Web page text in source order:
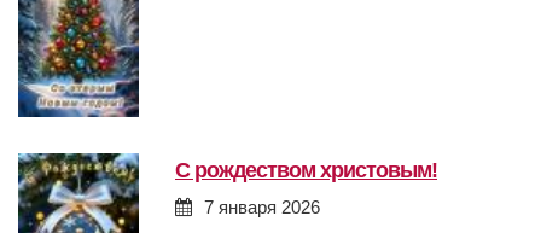
с рождеством христовым!
7 января 2026